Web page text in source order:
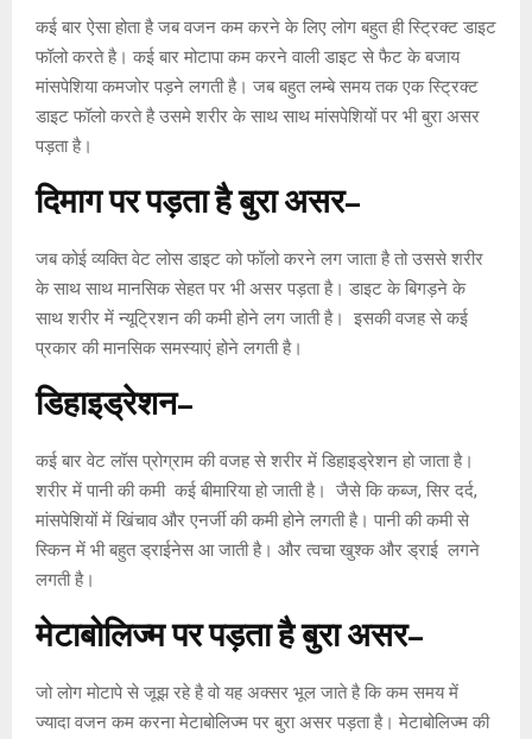
कई बार ऐसा होता है जब वजन कम करने के लिए लोग बहुत ही स्ट्रिक्ट डाइट
फॉलो करते है। कई बार मोटापा कम करने वाली डाइट से फैट के बजाय
मांसपेशिया कमजोर पड़ने लगती है। जब बहुत लम्बे समय तक एक स्ट्रिक्ट
डाइट फॉलो करते है उसमे शरीर के साथ साथ मांसपेशियों पर भी बुरा असर
पड़ता है।
दिमागपरपड़ताहैबुराअसर–
जब कोई व्यक्ति वेट लोस डाइट को फॉलो करने लग जाता है तो उससे शरीर
के साथ साथ मानसिक सेहत पर भी असर पड़ता है। डाइट के बिगड़ने के
साथ शरीर में न्यूट्रिशन की कमी होने लग जाती है। इसकी वजह से कई
प्रकार की मानसिक समस्याएं होने लगती है।
डिहाइड्रेशन–
कई बार वेट लॉस प्रोग्राम की वजह से शरीर में डिहाइड्रेशन हो जाता है।
शरीर में पानी की कमी कई बीमारिया हो जाती है। जैसे कि कब्ज, सिर दर्द,
मांसपेशियों में खिंचाव और एनर्जी की कमी होने लगती है। पानी की कमी से
स्किन में भी बहुत ड्राईनेस आ जाती है। और त्वचा खुश्क और ड्राई लगने
लगती है।
मेटाबोलिज्मपरपड़ताहैबुराअसर–
जो लोग मोटापे से जूझ रहे है वो यह अक्सर भूल जाते है कि कम समय में
ज्यादा वजन कम करना मेटाबोलिज्म पर बुरा असर पड़ता है। मेटाबोलिज्म की